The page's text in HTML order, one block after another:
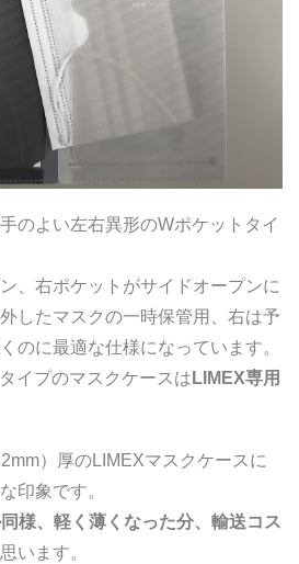
のよい左右異形のWポケットタイ
、右ポケットがサイドオープンに
したマスクの一時保管用、右は予
のに最適な仕様になっています。
イプのマスクケースは LIMEX専用
）厚のLIMEXマスクケースに
印象です。
様、軽く薄くなった分、輸送コス
います。